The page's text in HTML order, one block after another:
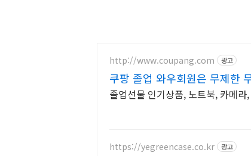
http://www.coupang.com 광고
쿠팡 졸업 와우회원은 무제한
졸업선물 인기상품, 노트북, 카메
https://yegreencase.co.kr 광고